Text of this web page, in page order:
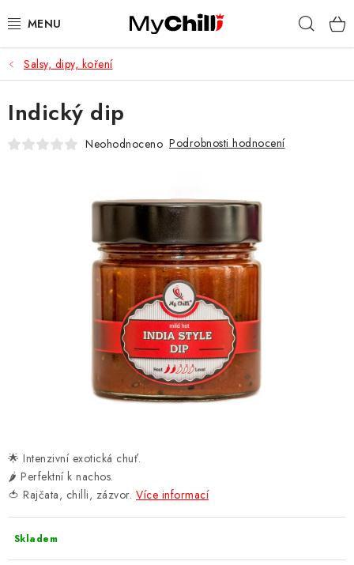
na
KOMPLETNÍ NABÍDKA
DÁRKOVÉ SADY
OCENĚNÉ PRODUKTY
KDE NÁS KOUPÍTE
CHILLI OMÁČKY VŠECH PÁLIVOSTÍ
CHUTNEY, DŽEMY A SLADKÉ
ZNAČKY
Salsy, dipy, koření
🌟 Intenzivní exotická chuť.
🌶️ Perfektní k nachos.
🍅 Rajčata, chilli, zázvor. Více informací
Skladem
Indický dip
Neohodnoceno Podrobnosti hodnocení